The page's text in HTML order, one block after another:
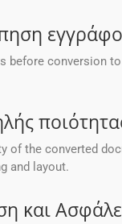
before conversion
of the converted
and layout.
και